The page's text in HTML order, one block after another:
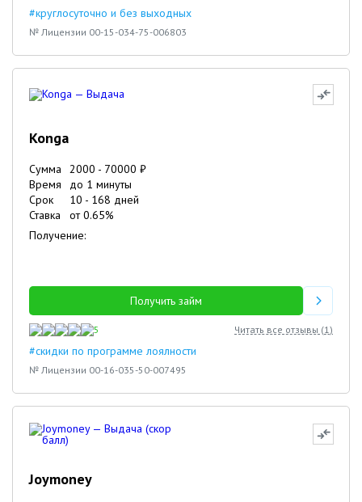
#круглосуточно и без выходных
№ Лицензии 00-15-034-75-006803
Konga
Сумма 2000 - 70000 ₽
Время
до 1 минуты
Срок
10 - 168 дней
Ставка
от0.65%
Получение:
Получить займ
5 Читать все отзывы (1)
#скидки по программе лоялности
№ Лицензии 00-16-035-50-007495
Joymoney